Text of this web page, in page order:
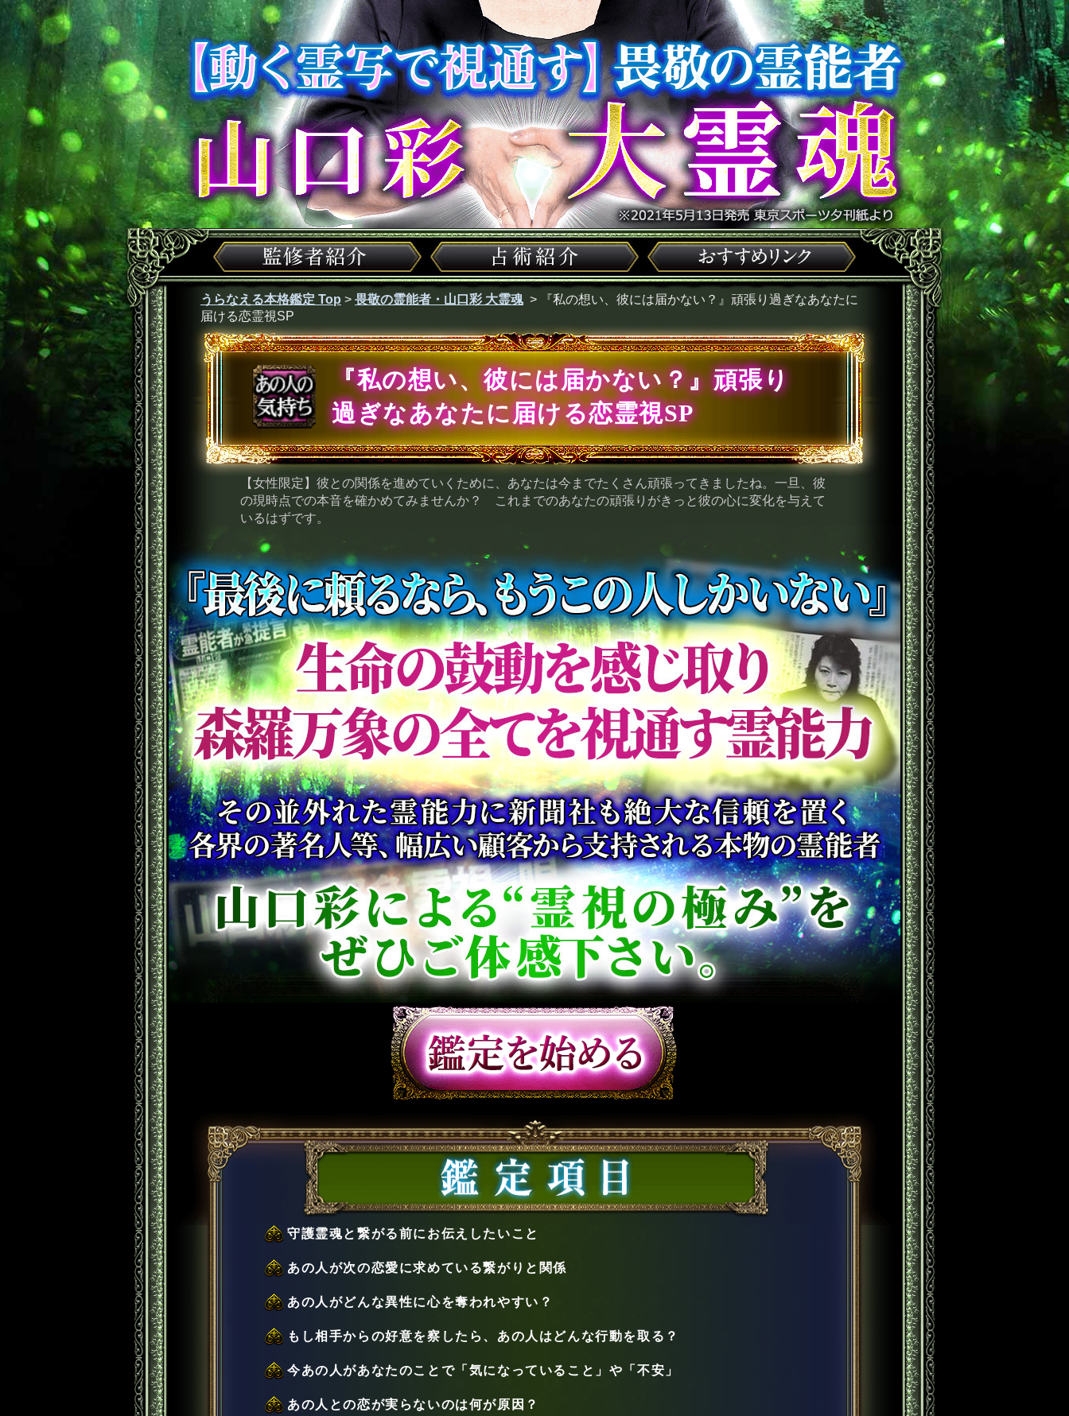
うらなえる本格鑑定 Top > 畏敬の霊能者・山口彩 大霊魂 >
『私の想い、彼には届かない？』頑張り過ぎなあなたに
届ける恋霊視SP
『私の想い、彼には届かない？』頑張り
過ぎなあなたに届ける恋霊視SP
【女性限定】彼との関係を進めていくために、あなたは今までたくさん頑張ってきましたね。一旦、彼
の現時点での本音を確かめてみませんか？ これまでのあなたの頑張りがきっと彼の心に変化を与えて
いるはずです。
守護霊魂と繋がる前にお伝えしたいこと
あの人が次の恋愛に求めている繋がりと関係
あの人がどんな異性に心を奪われやすい？
もし相手からの好意を察したら、あの人はどんな行動を取る？
今あの人があなたのことで「気になっていること」や「不安」
あの人との恋が実らないのは何が原因？